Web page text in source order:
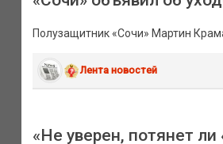
Полузащитник «Сочи» Мартин
Лента новостей
«Не уверен, потянет